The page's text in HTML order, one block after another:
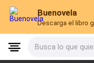
Buenovela
Descarga el libro
Busca lo que